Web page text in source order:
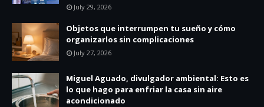
July 29, 2026
Objetos que interrumpen tu sueño y cómo
organizarlos sin complicaciones
July 27, 2026
Miguel Aguado, divulgador ambiental: Esto es
lo que hago para enfriar la casa sin aire
acondicionado